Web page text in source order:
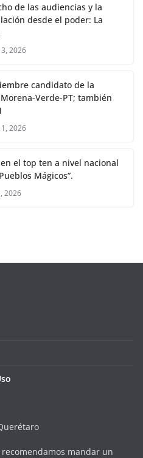
de las audiencias y la
desde el poder: La
2026
candidato de la
Verde-PT; también
2026
el top ten a nivel nacional
Mágicos”.
2026
mandar un